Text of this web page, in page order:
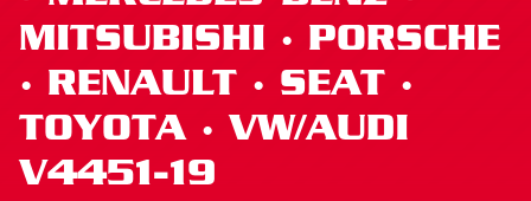
MITSUBISHI ∙ PORSCHE
∙ RENAULT ∙ SEAT ∙
TOYOTA ∙ VW/AUDI
V4451-19